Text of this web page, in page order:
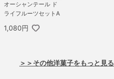
オーシャンテール ド
ライフルーツセットA
1,080円
＞＞その他洋菓子をもっと見る